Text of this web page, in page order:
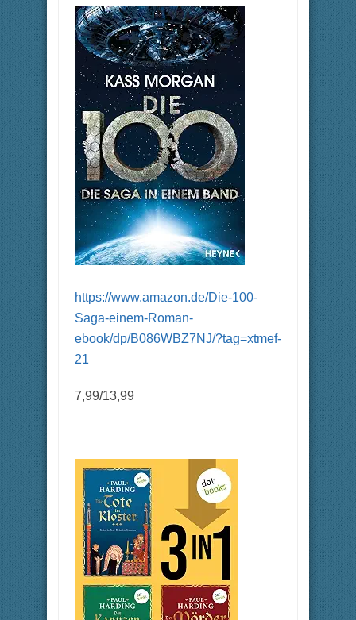
https://www.amazon.de/Die-100-
Saga-einem-Roman-
ebook/dp/B086WBZ7NJ/?tag=xtmef-
21
7,99/13,99